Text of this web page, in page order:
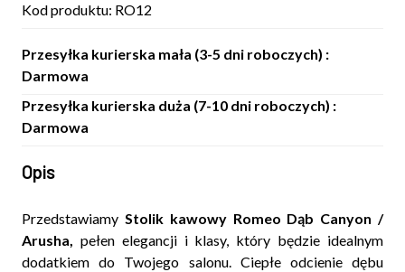
Kod produktu: RO12
Przesyłka kurierska mała (3-5 dni roboczych) :
Darmowa
Przesyłka kurierska duża (7-10 dni roboczych) :
Darmowa
Opis
Przedstawiamy Stolik kawowy Romeo Dąb Canyon /
Arusha, pełen elegancji i klasy, który będzie idealnym
dodatkiem do Twojego salonu. Ciepłe odcienie dębu